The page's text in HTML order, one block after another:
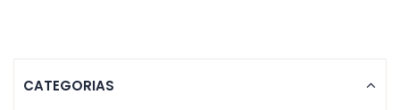
CATEGORIAS